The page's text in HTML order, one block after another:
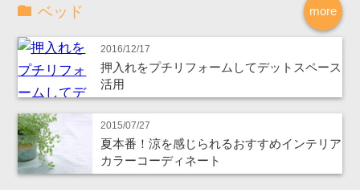
more
ベッド
2016/12/17
押入れをプチリフォームしてデットスペース
活用
2015/07/27
夏本番！涼を感じられるおすすめインテリア
カラーコーディネート